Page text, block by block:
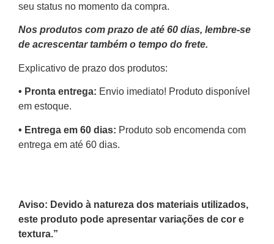
seu status no momento da compra.
Nos produtos com prazo de até 60 dias, lembre-se
de acrescentar também o tempo do frete.
Explicativo de prazo dos produtos:
•⁠ ⁠Pronta entrega: Envio imediato! Produto disponível
em estoque.
•⁠ Entrega em 60 dias: Produto sob encomenda com
entrega em até 60 dias.
Aviso: Devido à natureza dos materiais utilizados,
este produto pode apresentar variações de cor e
textura.”